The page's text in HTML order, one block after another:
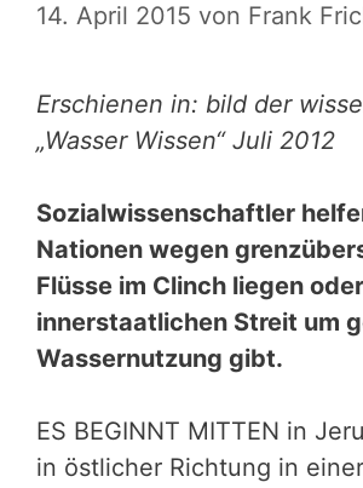
14. April 2015 von Frank
Erschienen in: bild der
„Wasser Wissen“ Juli 2012
Sozialwissenschaftler
Nationen wegen
Flüsse im Clinch liegen
innerstaatlichen Streit um
Wassernutzung gibt.
ES BEGINNT MITTEN in
in östlicher Richtung in